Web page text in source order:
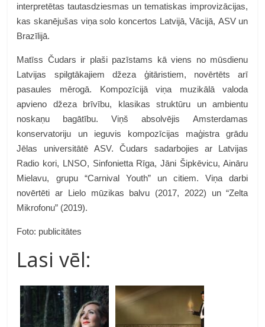
interpretētas tautasdziesmas un tematiskas improvizācijas,
kas skanējušas viņa solo koncertos Latvijā, Vācijā, ASV un
Brazīlijā.
Matīss Čudars ir plaši pazīstams kā viens no mūsdienu
Latvijas spilgtākajiem džeza ģitāristiem, novērtēts arī
pasaules mērogā. Kompozīcijā viņa muzikālā valoda
apvieno džeza brīvību, klasikas struktūru un ambientu
noskaņu bagātību. Viņš absolvējis Amsterdamas
konservatoriju un ieguvis kompozīcijas maģistra grādu
Jēlas universitātē ASV. Čudars sadarbojies ar Latvijas
Radio kori, LNSO, Sinfonietta Rīga, Jāni Šipkēvicu, Aināru
Mielavu, grupu “Carnival Youth” un citiem. Viņa darbi
novērtēti ar Lielo mūzikas balvu (2017, 2022) un “Zelta
Mikrofonu” (2019).
Foto: publicitātes
Lasi vēl: